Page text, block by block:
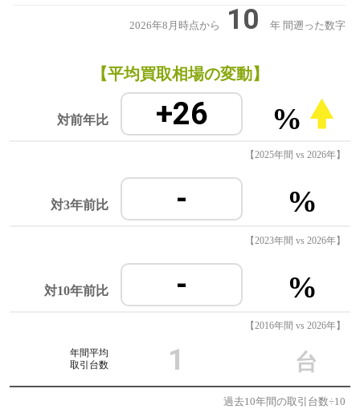
2026年8月時点から 10 年 間遡った数字
【平均買取相場の変動】
対前年比 +26 %
【2025年間 vs 2026年】
対3年前比 - %
【2023年間 vs 2026年】
対10年前比 - %
【2016年間 vs 2026年】
年間平均
取引台数
1 台
過去10年間の取引台数÷10